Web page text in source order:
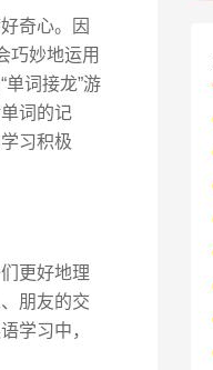
奇心。因
巧妙地运用
词接龙”游
词的记
习积极
更好地理
朋友的交
学习中，